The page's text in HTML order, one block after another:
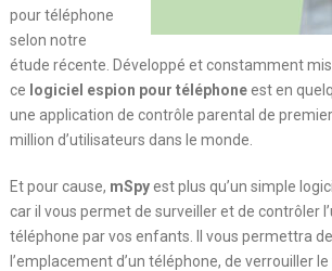
pour téléphone
selon notre
étude récente. Développé et constamment
ce logiciel espion pour téléphoneest en
une application de contrôle parental de premier
million d’utilisateurs dans le monde.
Et pour cause, mSpyest plus qu’un simple
car il vous permet de surveiller et de contrôler
téléphone par vos enfants. Il vous permettra
l’emplacement d’un téléphone, de verrouiller